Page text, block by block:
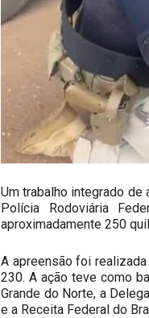
Um trabalho integrado
Polícia Rodoviária
aproximadamente 250
A apreensão foi
230. A ação teve como
Grande do Norte, a
e a Receita Federal do